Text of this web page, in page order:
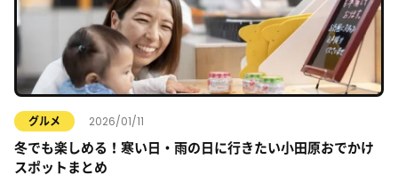
グルメ 2026/01/11
冬でも楽しめる！寒い日・雨の日に行きたい小田原おでかけ
スポットまとめ